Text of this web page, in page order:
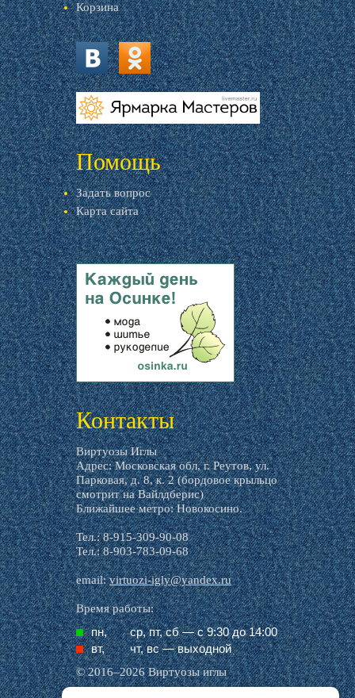
Корзина
vk.com ok.ru
livemaster.ru
Помощь
Задать вопрос
Карта сайта
livemaster.ru
Контакты
Виртуозы Иглы
Адрес: Московская обл, г. Реутов, ул.
Парковая, д. 8, к. 2 (бордовое крыльцо
смотрит на Вайлдберис)
Ближайшее метро: Новокосино.
Тел.: 8-915-309-90-08
Тел.: 8-903-783-09-68
email:virtuozi-igly@yandex.ru
Время работы:
пн,
ср, пт, cб — с 9:30 до 14:00
вт,
чт, вс — выходной
© 2016–2026 Виртуозы иглы